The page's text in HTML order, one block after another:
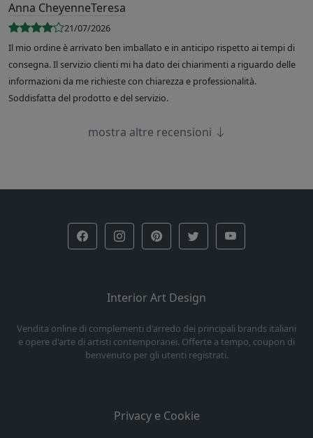
Anna CheyenneTeresa
21/07/2026
Il mio ordine è arrivato ben imballato e in anticipo rispetto ai tempi di
consegna. Il servizio clienti mi ha dato dei chiarimenti a riguardo delle
informazioni da me richieste con chiarezza e professionalità.
Soddisfatta del prodotto e del servizio.
mostra altre recensioni
Interior Art Design
Vendita online di complementi d'arredo dei principali brands italiani
e opere d'arte di artisti contemporanei. Offerte a tempo, coupon di
benvenuto per gli utenti registrati.
Privacy e Cookie